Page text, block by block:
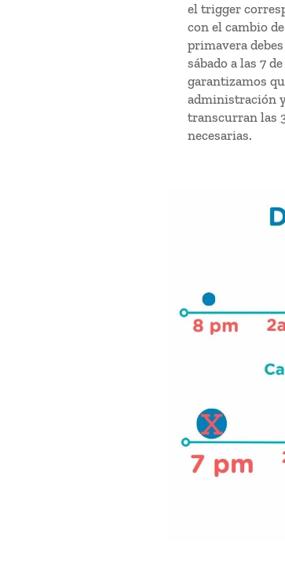
el trigger
con el cambio
primavera
sábado a las 7
garantizamos
administración
transcurran las
necesarias.